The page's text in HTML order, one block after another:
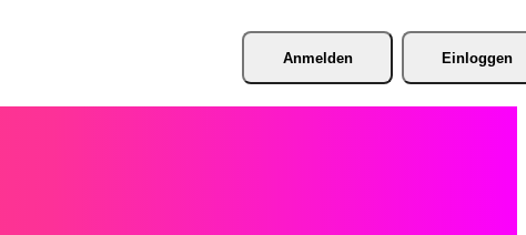
Anmelden Einloggen